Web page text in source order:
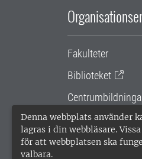
Denna webbplats använder
lagras i din webbläsare.
för att webbplatsen ska
valbara.
Fakulteter
Biblioteket
samarbetsprojekt
Gemensamma